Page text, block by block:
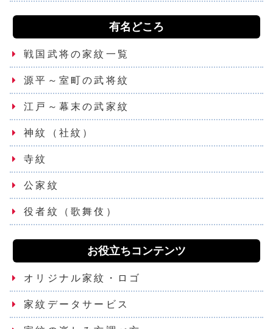
有名どころ
戦国武将の家紋一覧
源平～室町の武将紋
江戸～幕末の武家紋
神紋（社紋）
寺紋
公家紋
役者紋（歌舞伎）
お役立ちコンテンツ
オリジナル家紋・ロゴ
家紋データサービス